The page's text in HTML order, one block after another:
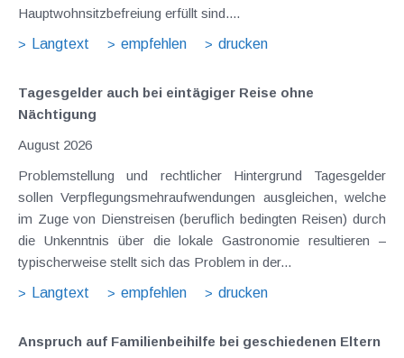
Hauptwohnsitzbefreiung erfüllt sind....
Langtext
empfehlen drucken
Tagesgelder auch bei eintägiger Reise ohne
Nächtigung
August 2026
Problemstellung und rechtlicher Hintergrund Tagesgelder
sollen Verpflegungsmehraufwendungen ausgleichen, welche
im Zuge von Dienstreisen (beruflich bedingten Reisen) durch
die Unkenntnis über die lokale Gastronomie resultieren –
typischerweise stellt sich das Problem in der...
Langtext
empfehlen drucken
Anspruch auf Familienbeihilfe bei geschiedenen Eltern